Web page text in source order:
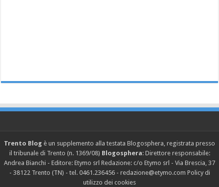
Trento Blog è un supplemento alla testata Blogosphera, registrata presso
il tribunale di Trento (n. 1369/08) Blogosphera: Direttore responsabile:
Andrea Bianchi - Editore: Etymo srl Redazione: c/o Etymo srl - Via Brescia, 37
- 38122 Trento (TN) - tel. 0461.236456 - redazione@etymo.com Policy di
utilizzo dei cookies